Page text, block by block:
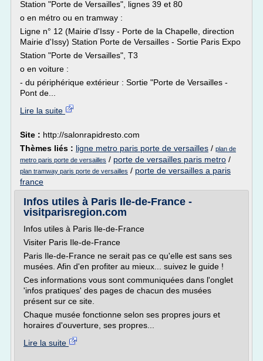
Station "Porte de Versailles", lignes 39 et 80
o en métro ou en tramway :
Ligne n° 12 (Mairie d'Issy - Porte de la Chapelle, direction
Mairie d'Issy) Station Porte de Versailles - Sortie Paris Expo
Station "Porte de Versailles", T3
o en voiture :
- du périphérique extérieur : Sortie "Porte de Versailles -
Pont de...
Lire la suite
Site : http://salonrapidresto.com
Thèmes liés : ligne metro paris porte de versailles / plan de
metro paris porte de versailles / porte de versailles paris metro /
plan tramway paris porte de versailles / porte de versailles a paris
france
Infos utiles à Paris Ile-de-France -
visitparisregion.com
Infos utiles à Paris Ile-de-France
Visiter Paris Ile-de-France
Paris Ile-de-France ne serait pas ce qu'elle est sans ses
musées. Afin d'en profiter au mieux... suivez le guide !
Ces informations vous sont communiquées dans l'onglet
'infos pratiques' des pages de chacun des musées
présent sur ce site.
Chaque musée fonctionne selon ses propres jours et
horaires d'ouverture, ses propres...
Lire la suite